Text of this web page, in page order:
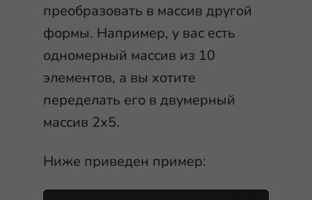
преобразовать в массив другой
формы. Например, у вас есть
одномерный массив из 10
элементов, а вы хотите
переделать его в двумерный
массив 2х5.
Ниже приведен пример: